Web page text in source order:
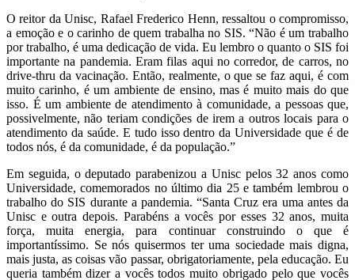
O reitor da Unisc, Rafael Frederico Henn, ressaltou o compromisso,
a emoção e o carinho de quem trabalha no SIS. “Não é um trabalho
por trabalho, é uma dedicação de vida. Eu lembro o quanto o SIS foi
importante na pandemia. Eram filas aqui no corredor, de carros, no
drive-thru da vacinação. Então, realmente, o que se faz aqui, é com
muito carinho, é um ambiente de ensino, mas é muito mais do que
isso. É um ambiente de atendimento à comunidade, a pessoas que,
possivelmente, não teriam condições de irem a outros locais para o
atendimento da saúde. E tudo isso dentro da Universidade que é de
todos nós, é da comunidade, é da população.”
Em seguida, o deputado parabenizou a Unisc pelos 32 anos como
Universidade, comemorados no último dia 25 e também lembrou o
trabalho do SIS durante a pandemia. “Santa Cruz era uma antes da
Unisc e outra depois. Parabéns a vocês por esses 32 anos, muita
força, muita energia, para continuar construindo o que é
importantíssimo. Se nós quisermos ter uma sociedade mais digna,
mais justa, as coisas vão passar, obrigatoriamente, pela educação. Eu
queria também dizer a vocês todos muito obrigado pelo que vocês